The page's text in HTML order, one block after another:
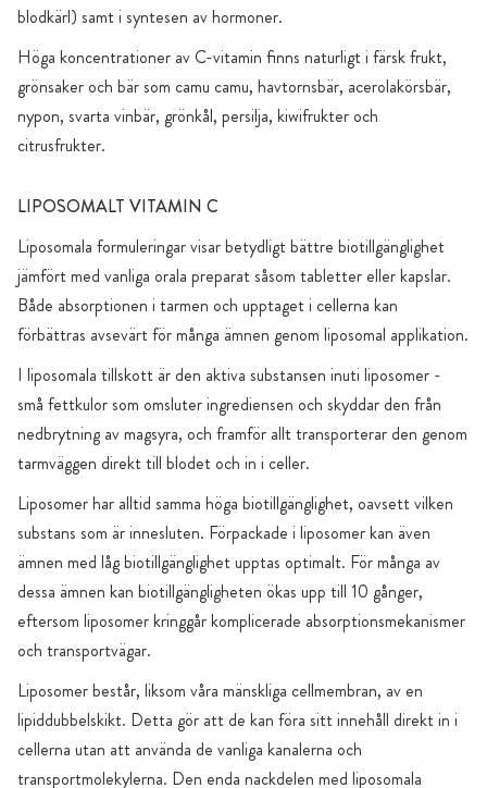
blodkärl) samt i syntesen av hormoner.
Höga koncentrationer av C-vitamin finns naturligt i färsk frukt,
grönsaker och bär som camu camu, havtornsbär, acerolakörsbär,
nypon, svarta vinbär, grönkål, persilja, kiwifrukter och
citrusfrukter.
LIPOSOMALT VITAMIN C
Liposomala formuleringar visar betydligt bättre biotillgänglighet
jämfört med vanliga orala preparat såsom tabletter eller kapslar.
Både absorptionen i tarmen och upptaget i cellerna kan
förbättras avsevärt för många ämnen genom liposomal applikation.
I liposomala tillskott är den aktiva substansen inuti liposomer -
små fettkulor som omsluter ingrediensen och skyddar den från
nedbrytning av magsyra, och framför allt transporterar den genom
tarmväggen direkt till blodet och in i celler.
Liposomer har alltid samma höga biotillgänglighet, oavsett vilken
substans som är innesluten. Förpackade i liposomer kan även
ämnen med låg biotillgänglighet upptas optimalt. För många av
dessa ämnen kan biotillgängligheten ökas upp till 10 gånger,
eftersom liposomer kringgår komplicerade absorptionsmekanismer
och transportvägar.
Liposomer består, liksom våra mänskliga cellmembran, av en
lipiddubbelskikt. Detta gör att de kan föra sitt innehåll direkt in i
cellerna utan att använda de vanliga kanalerna och
transportmolekylerna. Den enda nackdelen med liposomala